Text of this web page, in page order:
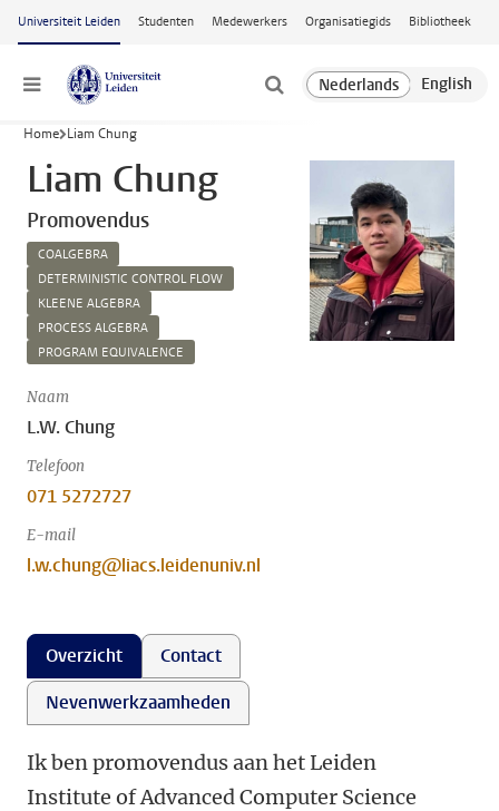
Ga naar hoofdinhoud
Universiteit Leiden Studenten Medewerkers Organisatiegids Bibliotheek
Menu
Home Liam Chung
Liam Chung
Promovendus
COALGEBRA
DETERMINISTIC CONTROL FLOW
KLEENE ALGEBRA
PROCESS ALGEBRA
PROGRAM EQUIVALENCE
Naam
L.W. Chung
Telefoon
071 5272727
E-mail
l.w.chung@liacs.leidenuniv.nl
Overzicht
Contact
Nevenwerkzaamheden
Ik ben promovendus aan het Leiden
Institute of Advanced Computer Science